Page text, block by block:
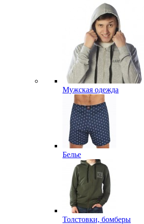
Мужская одежда
Белье
Толстовки, бомберы